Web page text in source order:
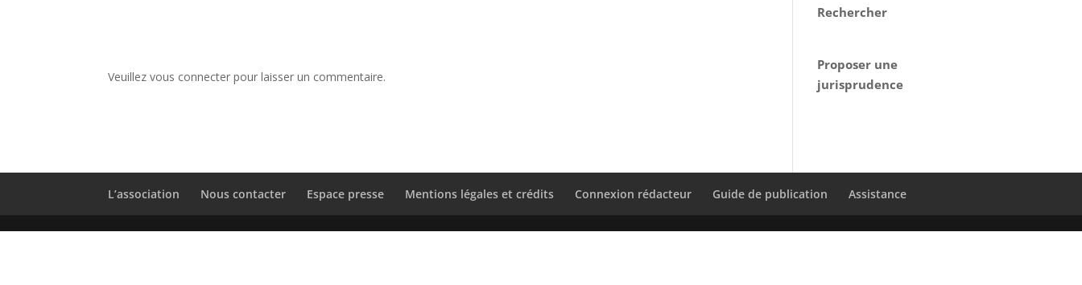
Veuillez vous connecter pour laisser un commentaire.
Rechercher
Proposer une
jurisprudence
L’association Nous contacter Espace presse Mentions légales et crédits Connexion rédacteur Guide de publication Assistance